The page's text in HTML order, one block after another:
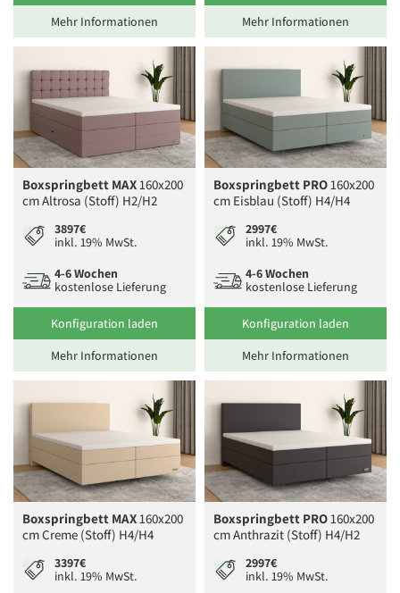
Mehr Informationen
Mehr Informationen
Boxspringbett MAX160x200
cm Altrosa (Stoff) H2/H2
3897€
inkl. 19% MwSt.
4-6 Wochen
kostenlose Lieferung
Konfiguration laden
Mehr Informationen
Boxspringbett PRO160x200
cm Eisblau (Stoff) H4/H4
2997€
inkl. 19% MwSt.
4-6 Wochen
kostenlose Lieferung
Konfiguration laden
Mehr Informationen
Boxspringbett MAX160x200
cm Creme (Stoff) H4/H4
3397€
inkl. 19% MwSt.
Boxspringbett PRO160x200
cm Anthrazit (Stoff) H4/H2
2997€
inkl. 19% MwSt.